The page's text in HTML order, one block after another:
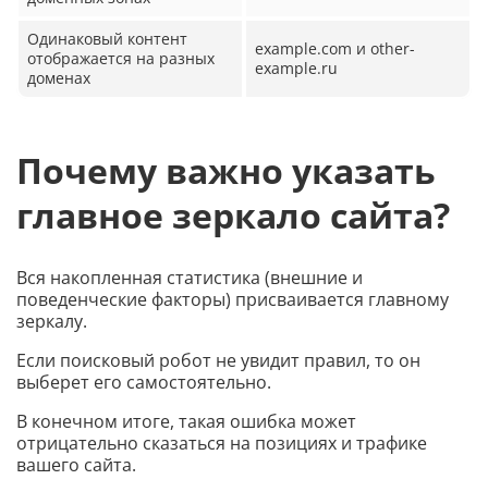
Одинаковый контент
отображается на разных
доменах
example.com и other-
example.ru
Почему важно указать
главное зеркало сайта?
Вся накопленная статистика (внешние и
поведенческие факторы) присваивается главному
зеркалу.
Если поисковый робот не увидит правил, то он
выберет его самостоятельно.
В конечном итоге, такая ошибка может
отрицательно сказаться на позициях и трафике
вашего сайта.